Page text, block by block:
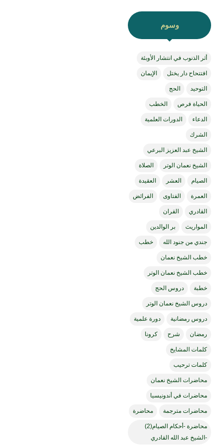
وسوم
أثر الذنوب في انتشار الأوبئة
افتتحاح دار يختل الإيمان
التوحيد الحج
الحياة فرص الخطب
الدعاء الدورات العلمية
الشرك
الشيخ عبد العزيز البرعي
الشيخ نعمان الوتر الصلاة
الصيام العشر العقيدة
العمرة الفتاوى الفرائض
القادري القران
المواريث بر الوالدين
جندي من جنود الله خطب
خطب الشيخ نعمان
خطب الشيخ نعمان الوتر
خطبة دروس الحج
دروس الشيخ نعمان الوتر
دروس رمضانية دورة علمية
رمضان شرح كرونا
كلمات المشايخ
كلمات ترحيب
محاضرات الشيخ نعمان
محاضرات في أندونيسيا
محاضرات مترجمة محاضرة
محاضرة -أحكام الصيام(2)
-الشيخ عبد الله القادري